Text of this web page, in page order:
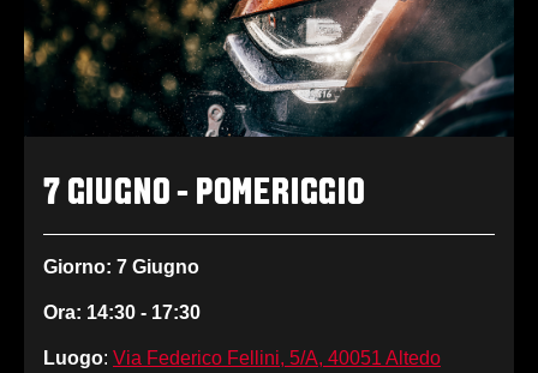
7 GIUGNO - POMERIGGIO
Giorno: 7 Giugno
Ora: 14:30 - 17:30
Luogo: Via Federico Fellini, 5/A, 40051 Altedo